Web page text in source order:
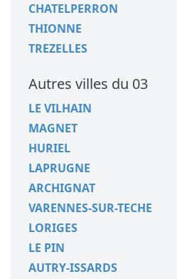
CHATELPERRON
THIONNE
TREZELLES
Autres villes du 03
LE VILHAIN
MAGNET
HURIEL
LAPRUGNE
ARCHIGNAT
VARENNES-SUR-TECHE
LORIGES
LE PIN
AUTRY-ISSARDS